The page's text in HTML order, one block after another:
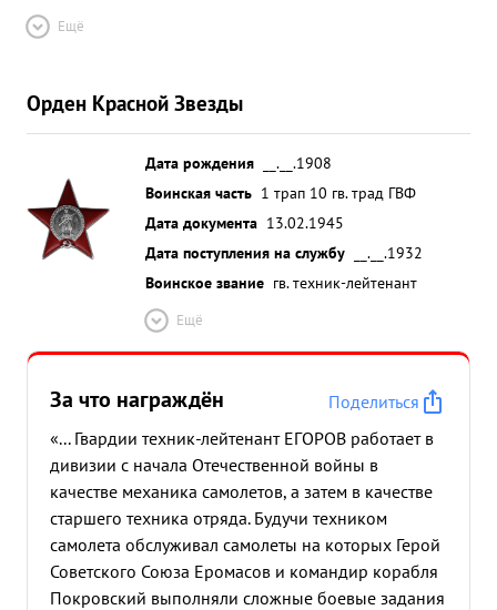
Ещё
Орден Красной Звезды
Дата рождения
__.__.1908
Воинская часть 1 трап 10 гв. трад ГВФ
Дата документа 13.02.1945
Дата поступления на службу
__.__.1932
Воинское звание гв. техник-лейтенант
Ещё
За что награждён
Поделиться
«... Гвардии техник-лейтенант ЕГОРОВ работает в
дивизии с начала Отечественной войны в
качестве механика самолетов, а затем в качестве
старшего техника отряда. Будучи техником
самолета обслуживал самолеты на которых Герой
Советского Союза Еромасов и командир корабля
Покровский выполняли сложные боевые задания